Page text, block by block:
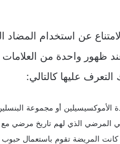
عن استخدام
واحدة من العلامات
عليها كالتالي:
أو مجموعة
المرضي الذي لهم تاريخ مرضي
المريضة تقوم باستعمال حبوب